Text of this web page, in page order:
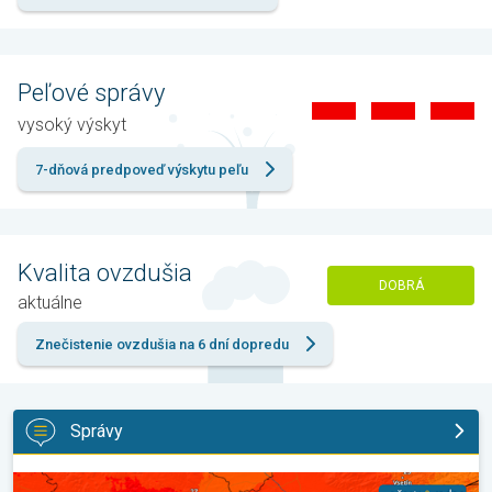
Peľové správy
vysoký výskyt
7-dňová predpoveď výskytu peľu
Kvalita ovzdušia
aktuálne
DOBRÁ
Znečistenie ovzdušia na 6 dní dopredu
Správy
Bol prekonaný rekord minimálnej teploty. Extrémne horúčavy